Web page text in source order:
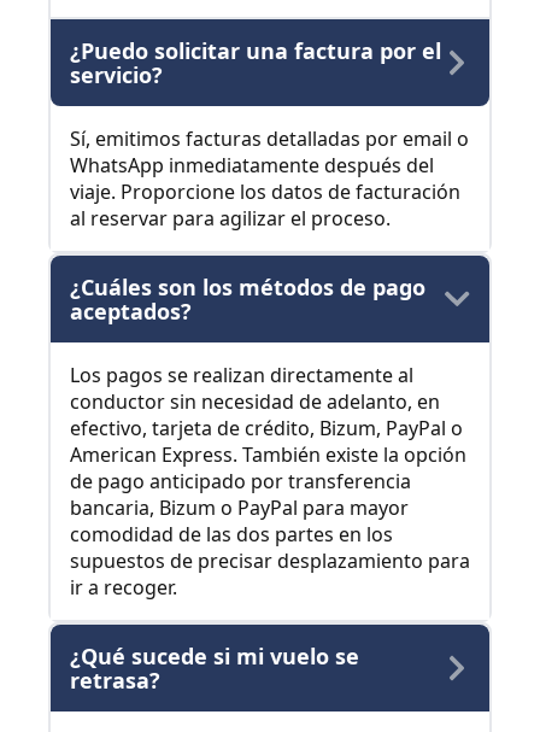
¿Puedo solicitar una factura por el
servicio?
Sí, emitimos facturas detalladas por email o
WhatsApp inmediatamente después del
viaje. Proporcione los datos de facturación
al reservar para agilizar el proceso.
¿Cuáles son los métodos de pago
aceptados?
Los pagos se realizan directamente al
conductor sin necesidad de adelanto, en
efectivo, tarjeta de crédito, Bizum, PayPal o
American Express. También existe la opción
de pago anticipado por transferencia
bancaria, Bizum o PayPal para mayor
comodidad de las dos partes en los
supuestos de precisar desplazamiento para
ir a recoger.
¿Qué sucede si mi vuelo se
retrasa?